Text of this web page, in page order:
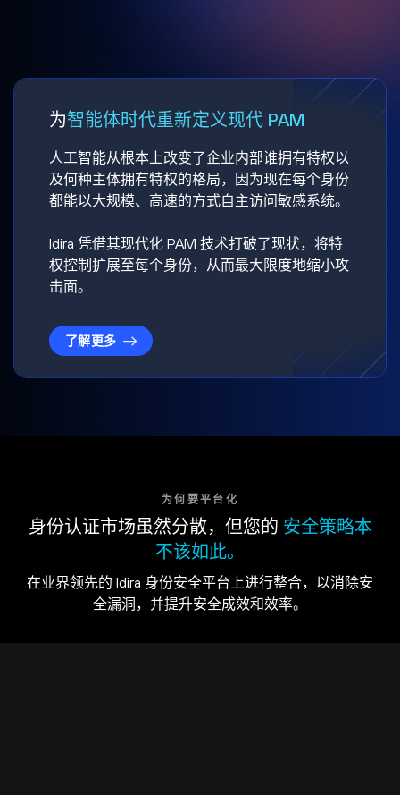
为智能体时代重新定义现代 PAM
人工智能从根本上改变了企业内部谁拥有特权以
及何种主体拥有特权的格局，因为现在每个身份
都能以大规模、高速的方式自主访问敏感系统。
Idira 凭借其现代化 PAM 技术打破了现状，将特
权控制扩展至每个身份，从而最大限度地缩小攻
击面。
了解更多
为何要平台化
身份认证市场虽然分散，但您的 安全策略本
不该如此。
在业界领先的 Idira 身份安全平台上进行整合，以消除安
全漏洞，并提升安全成效和效率。